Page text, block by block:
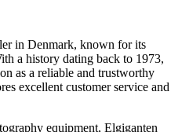
in Denmark, known for its
a history dating back to 1973,
as a reliable and trustworthy
excellent customer service and
equipment, Elgiganten